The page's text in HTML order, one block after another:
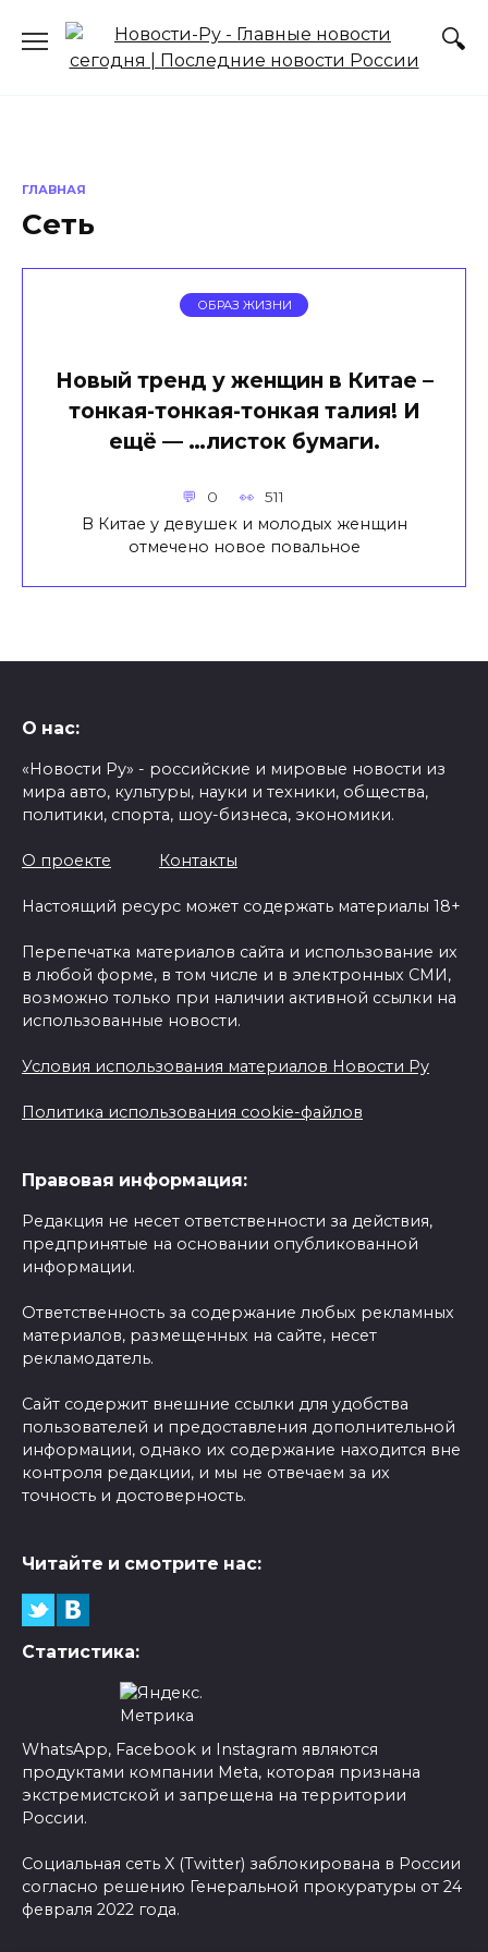
содержанию
ГЛАВНАЯ
Сеть
ОБРАЗ ЖИЗНИ
Новый тренд у женщин в Китае –
тонкая-тонкая-тонкая талия! И
ещё — …листок бумаги.
0 511
В Китае у девушек и молодых женщин
отмечено новое повальное
О нас:
«Новости Ру» - российские и мировые новости из
мира авто, культуры, науки и техники, общества,
политики, спорта, шоу-бизнеса, экономики.
О проекте Контакты
Настоящий ресурс может содержать материалы 18+
Перепечатка материалов сайта и использование их
в любой форме, в том числе и в электронных СМИ,
возможно только при наличии активной ссылки на
использованные новости.
Условия использования материалов Новости Ру
Политика использования cookie-файлов
Правовая информация:
Редакция не несет ответственности за действия,
предпринятые на основании опубликованной
информации.
Ответственность за содержание любых рекламных
материалов, размещенных на сайте, несет
рекламодатель.
Сайт содержит внешние ссылки для удобства
пользователей и предоставления дополнительной
информации, однако их содержание находится вне
контроля редакции, и мы не отвечаем за их
точность и достоверность.
Читайте и смотрите нас:
Статистика:
WhatsApp, Facebook и Instagram являются
продуктами компании Meta, которая признана
экстремистской и запрещена на территории
России.
Социальная сеть X (Twitter) заблокирована в России
согласно решению Генеральной прокуратуры от 24
февраля 2022 года.